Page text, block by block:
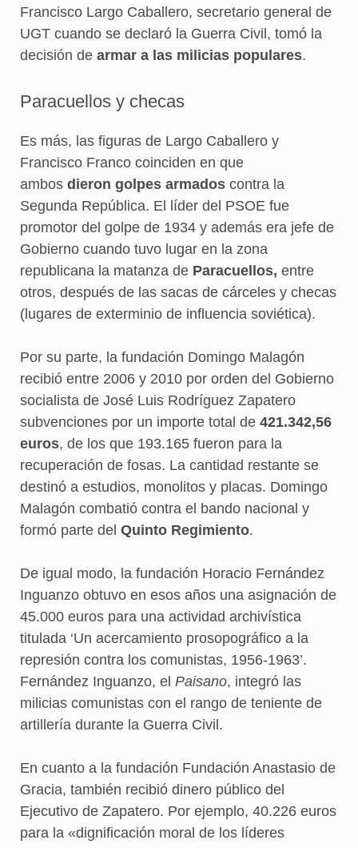
Francisco Largo Caballero, secretario general de
UGT cuando se declaró la Guerra Civil, tomó la
decisión de armar a las milicias populares.
Paracuellos y checas
Es más, las figuras de Largo Caballero y
Francisco Franco coinciden en que
ambos dieron golpes armados contra la
Segunda República. El líder del PSOE fue
promotor del golpe de 1934 y además era jefe de
Gobierno cuando tuvo lugar en la zona
republicana la matanza de Paracuellos, entre
otros, después de las sacas de cárceles y checas
(lugares de exterminio de influencia soviética).
Por su parte, la fundación Domingo Malagón
recibió entre 2006 y 2010 por orden del Gobierno
socialista de José Luis Rodríguez Zapatero
subvenciones por un importe total de 421.342,56
euros, de los que 193.165 fueron para la
recuperación de fosas. La cantidad restante se
destinó a estudios, monolitos y placas. Domingo
Malagón combatió contra el bando nacional y
formó parte del Quinto Regimiento.
De igual modo, la fundación Horacio Fernández
Inguanzo obtuvo en esos años una asignación de
45.000 euros para una actividad archivística
titulada ‘Un acercamiento prosopográfico a la
represión contra los comunistas, 1956-1963’.
Fernández Inguanzo, el Paisano, integró las
milicias comunistas con el rango de teniente de
artillería durante la Guerra Civil.
En cuanto a la fundación Fundación Anastasio de
Gracia, también recibió dinero público del
Ejecutivo de Zapatero. Por ejemplo, 40.226 euros
para la «dignificación moral de los líderes